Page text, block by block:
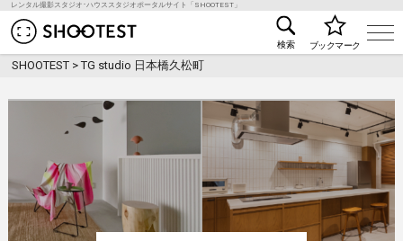
レンタル撮影スタジオ･ハウススタジオポータルサイト「SHOOTEST」
レンタル撮影スタジオ･ハウススタジオ検索の
検索 ブックマーク
SHOOTEST >TG studio 日本橋久松町